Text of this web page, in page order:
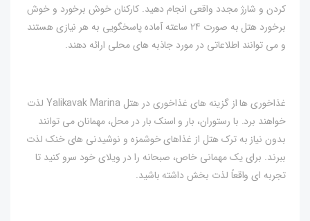
کردن و شارژ مجدد واقعی انجام دهید. کارکنان خوش برخورد و خوش
برخورد هتل به صورت 24 ساعته آماده پاسخگویی به هر نیازی هستند
و می توانند اطلاعاتی در مورد جاذبه های محلی ارائه دهند.
غذاخوری ها از گزینه های غذاخوری در هتل Yalikavak Marina لذت
خواهند برد. با رستوران، بار و اسنک بار در محل، مهمانان می توانند
بدون نیاز به ترک هتل از غذاهای خوشمزه و نوشیدنی های خنک لذت
ببرند. برای یک مهمانی خاص، صبحانه را در ویلای خود سرو کنید تا
تجربه ای واقعاً لذت بخش داشته باشید.